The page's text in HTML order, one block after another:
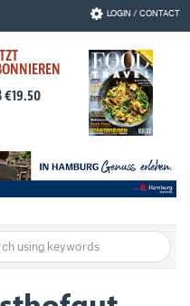
LOGIN / CONTACT
€19.50